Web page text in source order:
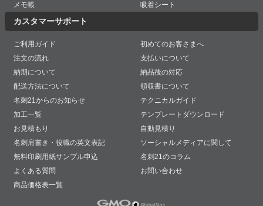
メモ帳
吸着シート
カスタマーサポート
ご利用ガイド
初めてのお客さまへ
注文の流れ
支払いについて
納期について
納品後の対応
配送方法について
領収書について
名刺21からのお知らせ
テクニカルガイド
加工一覧
テンプレートダウンロード
お見積もり
自動見積り
名刺肩書き・役職の英文表記
ソーシャルメディアに関して
無料印刷用紙サンプル申込
名刺21のコラム
よくある質問
お問い合わせ
商品価格表一覧